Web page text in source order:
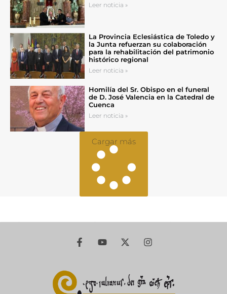
Leer noticia »
La Provincia Eclesiástica de Toledo y
la Junta refuerzan su colaboración
para la rehabilitación del patrimonio
histórico regional
Leer noticia »
Homilía del Sr. Obispo en el funeral
de D. José Valencia en la Catedral de
Cuenca
Leer noticia »
Cargar más